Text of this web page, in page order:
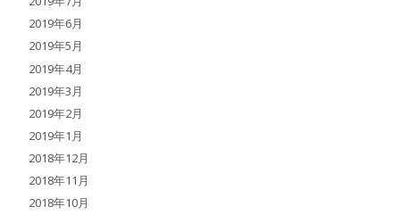
2019年6月
2019年5月
2019年4月
2019年3月
2019年2月
2019年1月
2018年12月
2018年11月
2018年10月